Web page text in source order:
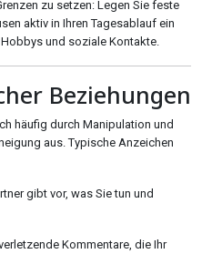
zu setzen: Legen Sie feste
aktiv in Ihren Tagesablauf ein
und soziale Kontakte.
Beziehungen
häufig durch Manipulation und
aus. Typische Anzeichen
gibt vor, was Sie tun und
Kommentare, die Ihr